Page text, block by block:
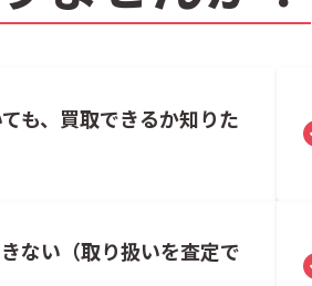
も、買取できるか知りた
ない（取り扱いを査定で